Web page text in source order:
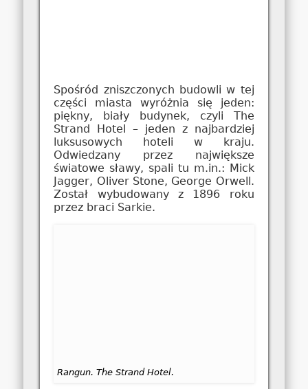
Spośród zniszczonych budowli w tej
części miasta wyróżnia się jeden:
piękny, biały budynek, czyli The
Strand Hotel – jeden z najbardziej
luksusowych hoteli w kraju.
Odwiedzany przez największe
światowe sławy, spali tu m.in.: Mick
Jagger, Oliver Stone, George Orwell.
Został wybudowany z 1896 roku
przez braci Sarkie.
Rangun. The Strand Hotel.